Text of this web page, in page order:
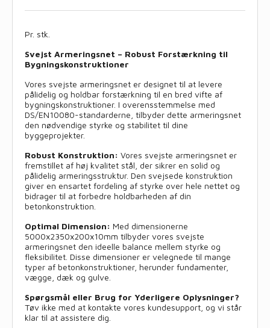
Pr. stk.
Svejst Armeringsnet – Robust Forstærkning til
Bygningskonstruktioner
Vores svejste armeringsnet er designet til at levere
pålidelig og holdbar forstærkning til en bred vifte af
bygningskonstruktioner. I overensstemmelse med
DS/EN10080-standarderne, tilbyder dette armeringsnet
den nødvendige styrke og stabilitet til dine
byggeprojekter.
Robust Konstruktion: Vores svejste armeringsnet er
fremstillet af høj kvalitet stål, der sikrer en solid og
pålidelig armeringsstruktur. Den svejsede konstruktion
giver en ensartet fordeling af styrke over hele nettet og
bidrager til at forbedre holdbarheden af din
betonkonstruktion.
Optimal Dimension: Med dimensionerne
5000x2350x200x10mm tilbyder vores svejste
armeringsnet den ideelle balance mellem styrke og
fleksibilitet. Disse dimensioner er velegnede til mange
typer af betonkonstruktioner, herunder fundamenter,
vægge, dæk og gulve.
Spørgsmål eller Brug for Yderligere Oplysninger?
Tøv ikke med at kontakte vores kundesupport, og vi står
klar til at assistere dig.